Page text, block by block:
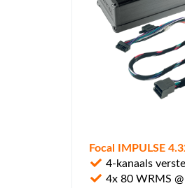
Focal IMPULSE
4-kanaals
4x 80 WRMS